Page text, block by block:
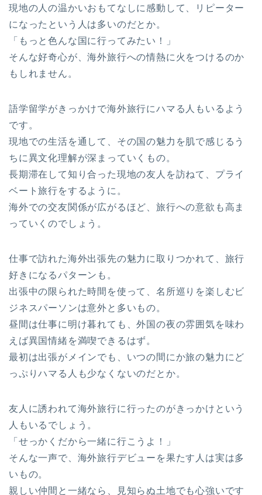
現地の人の温かいおもてなしに感動して、リピーター
になったという人は多いのだとか。
「もっと色んな国に行ってみたい！」
そんな好奇心が、海外旅行への情熱に火をつけるのか
もしれません。
語学留学がきっかけで海外旅行にハマる人もいるよう
です。
現地での生活を通して、その国の魅力を肌で感じるう
ちに異文化理解が深まっていくもの。
長期滞在して知り合った現地の友人を訪ねて、プライ
ベート旅行をするように。
海外での交友関係が広がるほど、旅行への意欲も高ま
っていくのでしょう。
仕事で訪れた海外出張先の魅力に取りつかれて、旅行
好きになるパターンも。
出張中の限られた時間を使って、名所巡りを楽しむビ
ジネスパーソンは意外と多いもの。
昼間は仕事に明け暮れても、外国の夜の雰囲気を味わ
えば異国情緒を満喫できるはず。
最初は出張がメインでも、いつの間にか旅の魅力にど
っぷりハマる人も少なくないのだとか。
友人に誘われて海外旅行に行ったのがきっかけという
人もいるでしょう。
「せっかくだから一緒に行こうよ！」
そんな一声で、海外旅行デビューを果たす人は実は多
いもの。
親しい仲間と一緒なら、見知らぬ土地でも心強いです